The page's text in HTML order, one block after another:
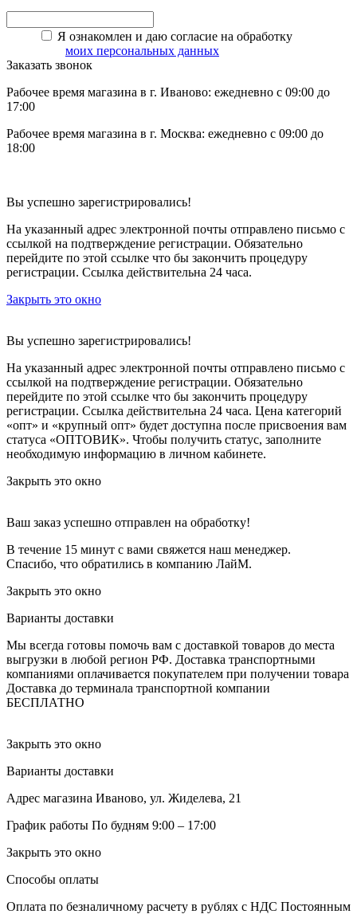
Я ознакомлен и даю согласие на обработку
моих персональных данных
Заказать звонок
Рабочее время магазина в г. Иваново: ежедневно с 09:00 до
17:00
Рабочее время магазина в г. Москва: ежедневно с 09:00 до
18:00
Вы успешно зарегистрировались!
На указанный адрес электронной почты отправлено письмо с
ссылкой на подтверждение регистрации. Обязательно
перейдите по этой ссылке что бы закончить процедуру
регистрации. Ссылка действительна 24 часа.
Закрыть это окно
Вы успешно зарегистрировались!
На указанный адрес электронной почты отправлено письмо с
ссылкой на подтверждение регистрации. Обязательно
перейдите по этой ссылке что бы закончить процедуру
регистрации. Ссылка действительна 24 часа. Цена категорий
«опт» и «крупный опт» будет доступна после присвоения вам
статуса «ОПТОВИК». Чтобы получить статус, заполните
необходимую информацию в личном кабинете.
Закрыть это окно
Ваш заказ успешно отправлен на обработку!
В течение 15 минут с вами свяжется наш менеджер.
Спасибо, что обратились в компанию ЛайМ.
Закрыть это окно
Варианты доставки
Мы всегда готовы помочь вам с доставкой товаров до места
выгрузки в любой регион РФ. Доставка транспортными
компаниями оплачивается покупателем при получении товара
Доставка до терминала транспортной компании
БЕСПЛАТНО
Закрыть это окно
Варианты доставки
Адрес магазина Иваново, ул. Жиделева, 21
График работы По будням 9:00 – 17:00
Закрыть это окно
Способы оплаты
Оплата по безналичному расчету в рублях с НДС Постоянным